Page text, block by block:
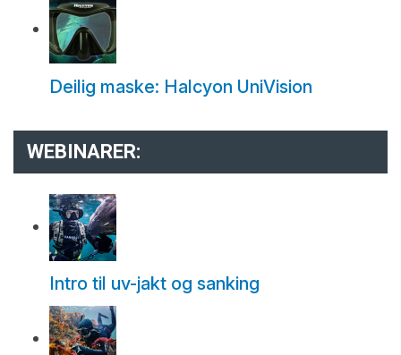
Deilig maske: Halcyon UniVision
WEBINARER:
Intro til uv-jakt og sanking